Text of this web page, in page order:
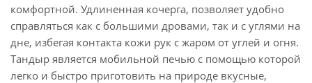
комфортной. Удлиненная кочерга, позволяет удобно
справляться как с большими дровами, так и с углями на
дне, избегая контакта кожи рук с жаром от углей и огня.
Тандыр является мобильной печью с помощью которой
легко и быстро приготовить на природе вкусные,